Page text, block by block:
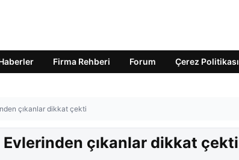
Firma Rehberi Forum Çerez Politikası
çıkanlar dikkat çekti
çıkanlar dikkat çekti